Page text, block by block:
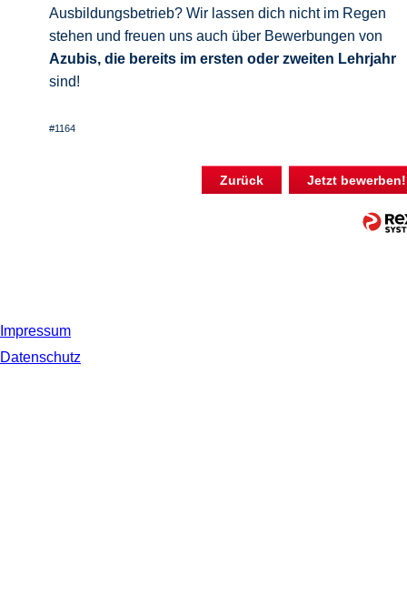
Ausbildungsbetrieb? Wir lassen dich nicht im Regen
stehen und freuen uns auch über Bewerbungen von
Azubis, die bereits im ersten oder zweiten Lehrjahr
sind!
#1164
Zurück Jetzt bewerben!
Impressum
Datenschutz